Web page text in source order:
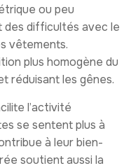
ou peu
difficultés avec le
vêtements.
plus homogène du
réduisant les gênes.
l’activité
se sentent plus à
à leur bien-
soutient aussi la